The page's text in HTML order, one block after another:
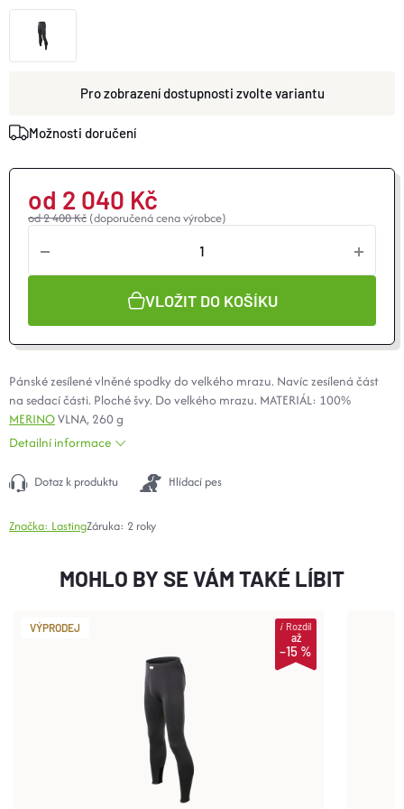
O nás
Moje objednávka
zvolte variantu
Možnosti doručení
od 2 400 Kč (doporučená cena výrobce)
od 2 040 Kč
VLOŽIT DO KOŠÍKU
Pánské zesílené vlněné spodky do velkého mrazu. Navíc zesílená část
na sedací části. Ploché švy. Do velkého mrazu. MATERIÁL: 100%
MERINOVLNA, 260 g
Detailní informace
Dotaz k produktu Hlídací pes
Značka: LastingZáruka: 2 roky
MOHLO BY SE VÁM TAKÉ LÍBIT
VÝPRODEJ
až
–15 %
iRozdíl